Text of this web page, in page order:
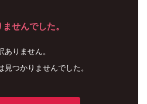
せんでした。
ありません。
見つかりませんでした。